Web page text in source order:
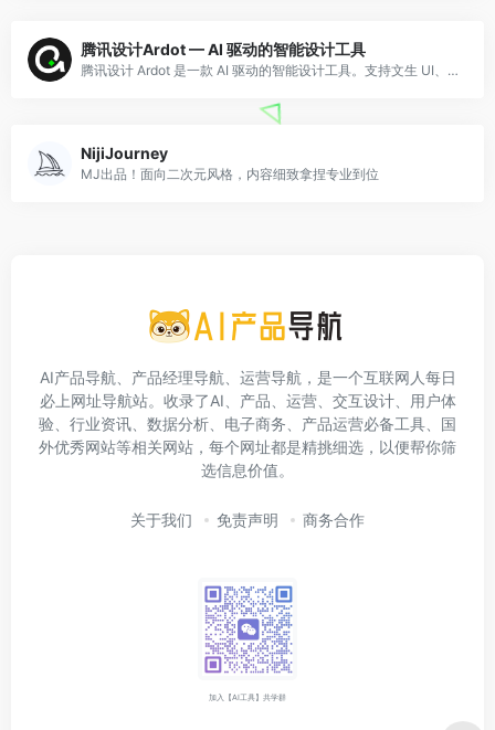
腾讯设计Ardot — AI 驱动的智能设计工具
腾讯设计 Ardot 是一款 AI 驱动的智能设计工具。支持文生 UI、图片转设计稿、矢量编辑、动态布局系统、设计系统管理，以及从设计到开发的完整交付流程。免费使用，支持 macOS 客户端和网页端。
NijiJourney
MJ出品！面向二次元风格，内容细致拿捏专业到位
AI产品导航、产品经理导航、运营导航，是一个互联网人每日
必上网址导航站。收录了AI、产品、运营、交互设计、用户体
验、行业资讯、数据分析、电子商务、产品运营必备工具、国
外优秀网站等相关网站，每个网址都是精挑细选，以便帮你筛
选信息价值。
关于我们 免责声明 商务合作
加入【AI工具】共学群